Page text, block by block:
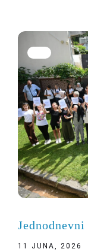
11 JUNA, 2026